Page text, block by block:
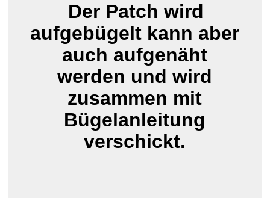
Der Patch wird
aufgebügelt kann aber
auch aufgenäht
werden und wird
zusammen mit
Bügelanleitung
verschickt.